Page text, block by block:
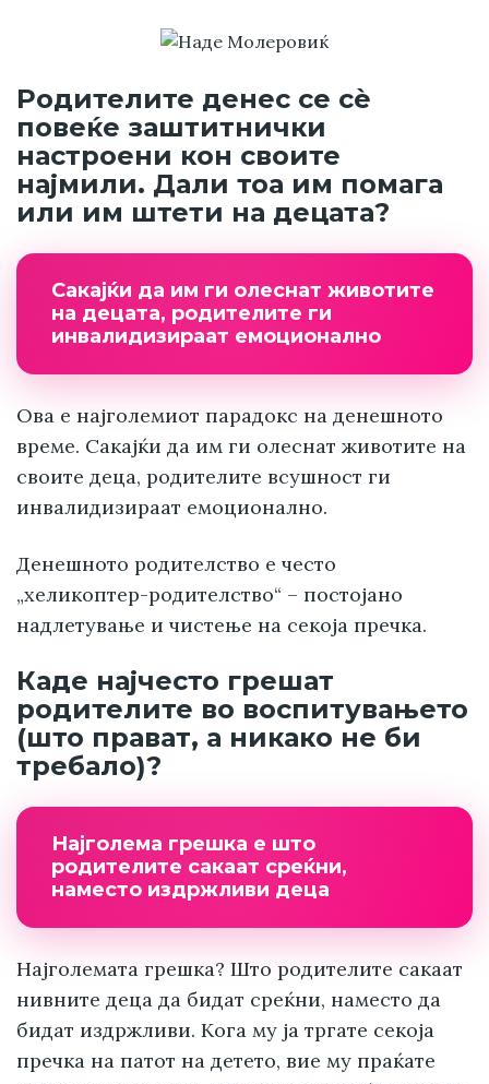
Родителите денес се сѐ
повеќе заштитнички
настроени кон своите
најмили. Дали тоа им помага
или им штети на децата?
Сакајќи да им ги олеснат животите
на децата, родителите ги
инвалидизираат емоционално
Ова е најголемиот парадокс на денешното
време. Сакајќи да им ги олеснат животите на
своите деца, родителите всушност ги
инвалидизираат емоционално.
Денешното родителство е често
„хеликоптер-родителство“ – постојано
надлетување и чистење на секоја пречка.
Каде најчесто грешат
родителите во воспитувањето
(што прават, а никако не би
требало)?
Најголема грешка е што
родителите сакаат среќни,
наместо издржливи деца
Најголемата грешка? Што родителите сакаат
нивните деца да бидат среќни, наместо да
бидат издржливи. Кога му ја тргате секоја
пречка на патот на детето, вие му праќате